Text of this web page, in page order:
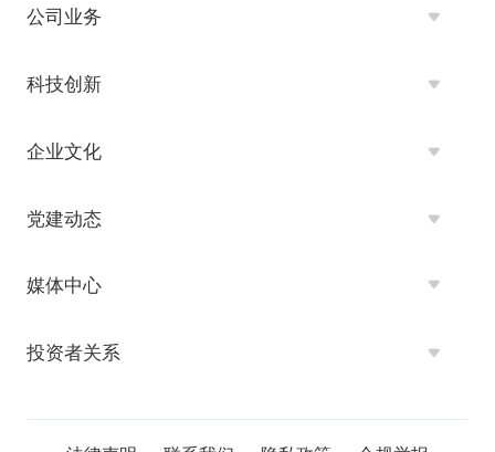
公司业务
科技创新
企业文化
党建动态
媒体中心
投资者关系